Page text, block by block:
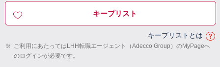
キープリスト
キープリストとは
※ ご利用にあたってはLHH転職エージェント（Adecco Group）のMyPageへ
のログインが必要です。